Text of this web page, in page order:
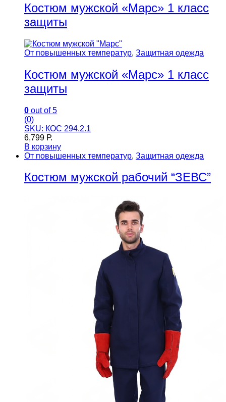
Костюм мужской «Марс» 1 класс
защиты
От повышенных температур, Защитная одежда
Костюм мужской «Марс» 1 класс
защиты
0 out of 5
(0)
SKU: КОС 294.2.1
6,799 Р.
В корзину
От повышенных температур, Защитная одежда
Костюм мужской рабочий “ЗЕВС”